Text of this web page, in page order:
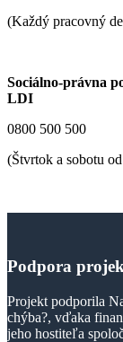
(Každý pracovný
Sociálno-právna
LDI
0800 500 500
(Štvrtok a sobotu
Podpora
Projekt podporila
chýba?, vďaka
jeho hostiteľa